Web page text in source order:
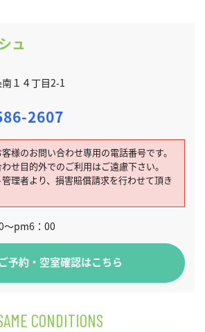
ュ
１４丁目2-1
2607
様のお問い合わせ専用の電話番号です。
せ目的外でのご利用はご遠慮下さい。
理者より、損害賠償請求を行わせて頂き
～pm6：00
ご予約・空室確認はこちら
CONDITIONS